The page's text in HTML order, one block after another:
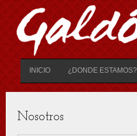
INICIO ¿DONDE ESTAMOS?
Nosotros